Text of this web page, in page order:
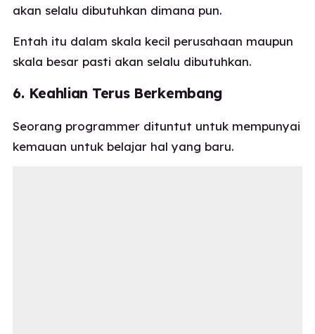
akan selalu dibutuhkan dimana pun.
Entah itu dalam skala kecil perusahaan maupun
skala besar pasti akan selalu dibutuhkan.
6. Keahlian Terus Berkembang
Seorang programmer dituntut untuk mempunyai
kemauan untuk belajar hal yang baru.